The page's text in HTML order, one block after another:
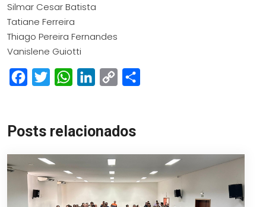
Silmar Cesar Batista
Tatiane Ferreira
Thiago Pereira Fernandes
Vanislene Guiotti
FacebookTwitterWhatsAppLinkedIn
Copy
Posts relacionados